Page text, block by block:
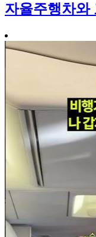
자율주행차와